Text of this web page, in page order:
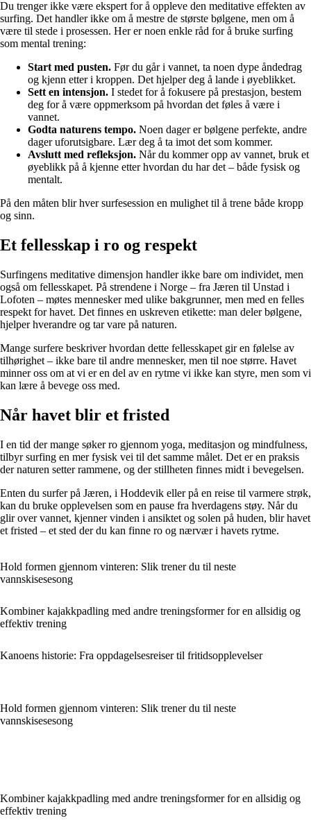
Du trenger ikke være ekspert for å oppleve den meditative effekten av
surfing. Det handler ikke om å mestre de største bølgene, men om å
være til stede i prosessen. Her er noen enkle råd for å bruke surfing
som mental trening:
Start med pusten. Før du går i vannet, ta noen dype åndedrag
og kjenn etter i kroppen. Det hjelper deg å lande i øyeblikket.
Sett en intensjon. I stedet for å fokusere på prestasjon, bestem
deg for å være oppmerksom på hvordan det føles å være i
vannet.
Godta naturens tempo. Noen dager er bølgene perfekte, andre
dager uforutsigbare. Lær deg å ta imot det som kommer.
Avslutt med refleksjon. Når du kommer opp av vannet, bruk et
øyeblikk på å kjenne etter hvordan du har det – både fysisk og
mentalt.
På den måten blir hver surfesession en mulighet til å trene både kropp
og sinn.
Et fellesskap i ro og respekt
Surfingens meditative dimensjon handler ikke bare om individet, men
også om fellesskapet. På strendene i Norge – fra Jæren til Unstad i
Lofoten – møtes mennesker med ulike bakgrunner, men med en felles
respekt for havet. Det finnes en uskreven etikette: man deler bølgene,
hjelper hverandre og tar vare på naturen.
Mange surfere beskriver hvordan dette fellesskapet gir en følelse av
tilhørighet – ikke bare til andre mennesker, men til noe større. Havet
minner oss om at vi er en del av en rytme vi ikke kan styre, men som vi
kan lære å bevege oss med.
Når havet blir et fristed
I en tid der mange søker ro gjennom yoga, meditasjon og mindfulness,
tilbyr surfing en mer fysisk vei til det samme målet. Det er en praksis
der naturen setter rammene, og der stillheten finnes midt i bevegelsen.
Enten du surfer på Jæren, i Hoddevik eller på en reise til varmere strøk,
kan du bruke opplevelsen som en pause fra hverdagens støy. Når du
glir over vannet, kjenner vinden i ansiktet og solen på huden, blir havet
et fristed – et sted der du kan finne ro og nærvær i havets rytme.
Hold formen gjennom vinteren: Slik trener du til neste
vannskisesesong
Kombiner kajakkpadling med andre treningsformer for en allsidig og
effektiv trening
Kanoens historie: Fra oppdagelsesreiser til fritidsopplevelser
Hold formen gjennom vinteren: Slik trener du til neste
vannskisesesong
Kombiner kajakkpadling med andre treningsformer for en allsidig og
effektiv trening